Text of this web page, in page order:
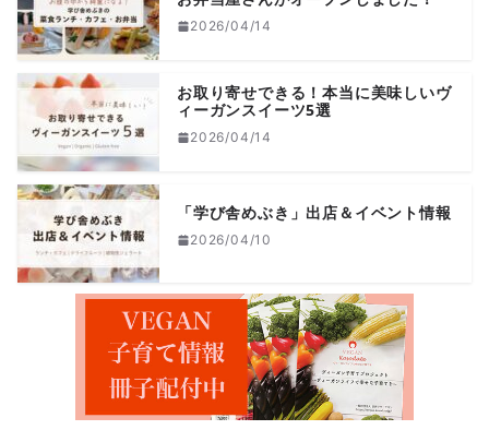
2026/04/14
お取り寄せできる！本当に美味しいヴ
ィーガンスイーツ5選
2026/04/14
「学び舎めぶき」出店＆イベント情報
2026/04/10